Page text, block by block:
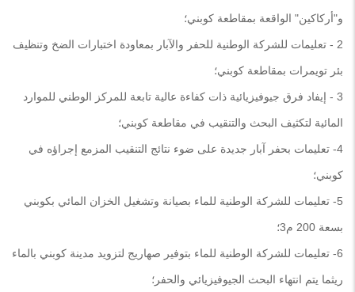
و"أركاكين" الواقعة بمقاطعة كوبني؛
2 - تعليمات للشركة الوطنية للحفر والآبار بمعاودة اختبارات الضخ وتنظيف
بئر تويمرات بمقاطعة كوبني؛
3 - إيفاد فرق جيوفيزيائية ذات كفاءة عالية تابعة للمركز الوطني للموارد
المائية لتكثيف البحث والتنقيب في مقاطعة كوبني؛
4- تعليمات بحفر آبار جديدة على ضوء نتائج التنقيب المزمع إجراؤه في
كوبني؛
5- تعليمات للشركة الوطنية للماء بصيانة وتشغيل الخزان المائي بكوبني
بسعة 200 م3؛
6- تعليمات للشركة الوطنية للماء بتوفير صهاريج لتزويد مدينة كوبني بالماء
ريثما يتم انتهاء البحث الجيوفيزيائي والحفر؛